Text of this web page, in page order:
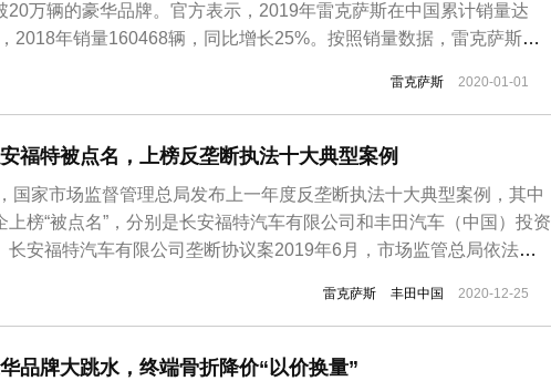
20万辆的豪华品牌。官方表示，2019年雷克萨斯在中国累计销量达
2018年销量160468辆，同比增长25%。按照销量数据，雷克萨斯并
华品牌中增长最快的品牌。至今雷克萨斯在华推出了11大系列18款车
RX...
雷克萨斯 2020-01-01
福特被点名，上榜反垄断执法十大典型案例
国家市场监督管理总局发布上一年度反垄断执法十大典型案例，其中
上榜“被点名”，分别是长安福特汽车有限公司和丰田汽车（中国）投资
长安福特汽车有限公司垄断协议案2019年6月，市场监管总局依法责
定经销商整车最低转售价格的行为违反了《反垄断法》。经调查，
年期间，长安福...
雷克萨斯 丰田中国 2020-12-25
品牌大跳水，终端骨折降价“以价换量”